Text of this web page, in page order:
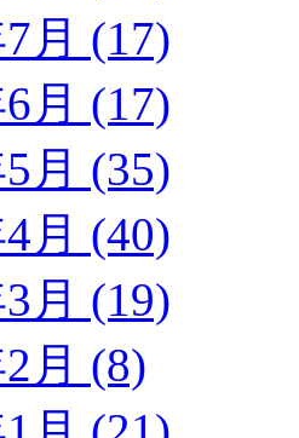
月 (17)
月 (17)
月 (35)
月 (40)
月 (19)
月 (8)